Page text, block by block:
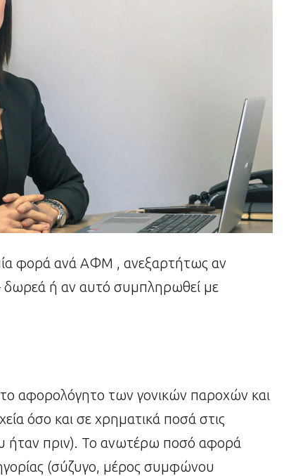
φορά ανά ΑΦΜ , ανεξαρτήτως αν
δωρεά ή αν αυτό συμπληρωθεί με
αφορολόγητο των γονικών παροχών και
όσο και σε χρηματικά ποσά στις
ήταν πριν). Το ανωτέρω ποσό αφορά
(σύζυγο, μέρος συμφώνου